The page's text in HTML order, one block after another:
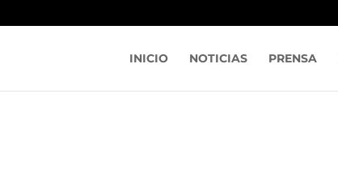
INICIO NOTICIAS PRENSA